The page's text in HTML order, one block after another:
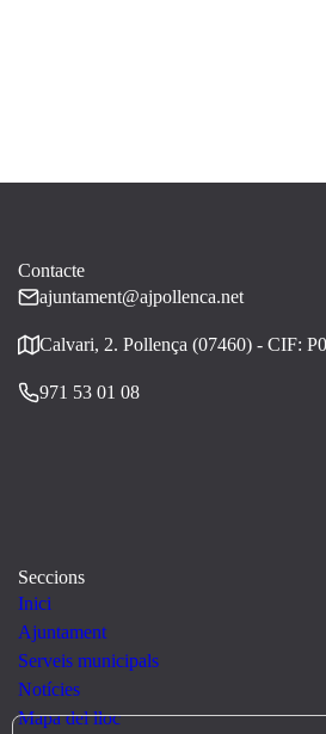
Contacte
ajuntament@ajpollenca.net
Calvari, 2. Pollença (07460) - CIF:
971 53 01 08
Seccions
Inici
Ajuntament
Serveis municipals
Notícies
Mapa del lloc